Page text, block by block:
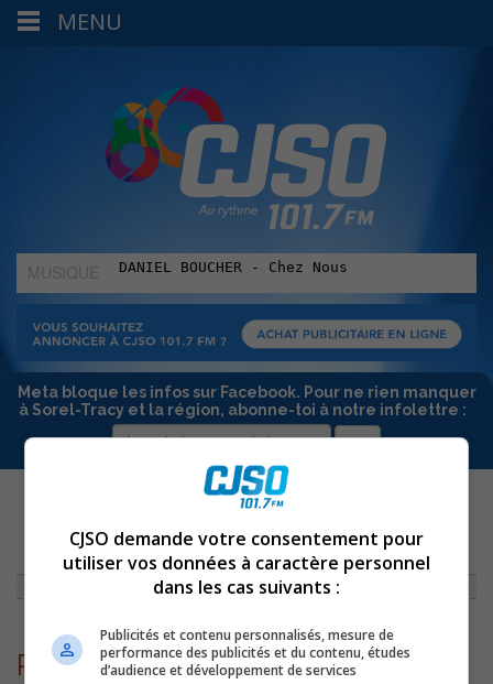
MUSIQUE
:
Meta bloque les infos sur Facebook. Pour ne rien manquer
à Sorel-Tracy et la région, abonne-toi à notre infolettre :
ACCUEIL »ON A DES CHOSES À DIRE »ON A DES CHOSES À DIRE –
ÉMISSION DU 6 OCTOBRE 2022» PIERREMANDEVILLEONADESCHOSES
PierreMandevilleOnAdesChoses
MENU
CJSO demande votre consentement pour
utiliser vos données à caractère personnel
dans les cas suivants :
Publicités et contenu personnalisés, mesure de
performance des publicités et du contenu, études
d’audience et développement de services